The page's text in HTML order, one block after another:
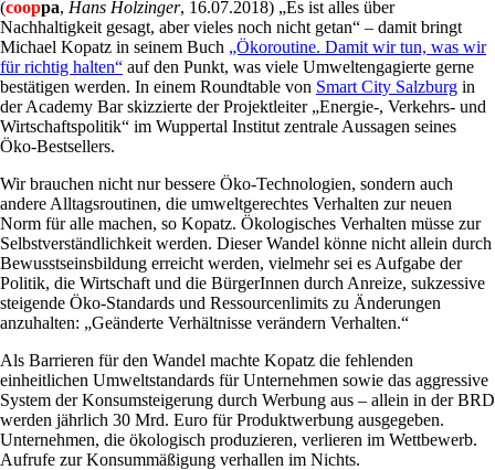
(cooppa, Hans Holzinger, 16.07.2018) „Es ist alles über
Nachhaltigkeit gesagt, aber vieles noch nicht getan“ – damit bringt
Michael Kopatz in seinem Buch „Ökoroutine. Damit wir tun, was wir
für richtig halten“ auf den Punkt, was viele Umweltengagierte gerne
bestätigen werden. In einem Roundtable von Smart City Salzburg in
der Academy Bar skizzierte der Projektleiter „Energie-, Verkehrs- und
Wirtschaftspolitik“ im Wuppertal Institut zentrale Aussagen seines
Öko-Bestsellers.
Wir brauchen nicht nur bessere Öko-Technologien, sondern auch
andere Alltagsroutinen, die umweltgerechtes Verhalten zur neuen
Norm für alle machen, so Kopatz. Ökologisches Verhalten müsse zur
Selbstverständlichkeit werden. Dieser Wandel könne nicht allein durch
Bewusstseinsbildung erreicht werden, vielmehr sei es Aufgabe der
Politik, die Wirtschaft und die BürgerInnen durch Anreize, sukzessive
steigende Öko-Standards und Ressourcenlimits zu Änderungen
anzuhalten: „Geänderte Verhältnisse verändern Verhalten.“
Als Barrieren für den Wandel machte Kopatz die fehlenden
einheitlichen Umweltstandards für Unternehmen sowie das aggressive
System der Konsumsteigerung durch Werbung aus – allein in der BRD
werden jährlich 30 Mrd. Euro für Produktwerbung ausgegeben.
Unternehmen, die ökologisch produzieren, verlieren im Wettbewerb.
Aufrufe zur Konsummäßigung verhallen im Nichts.